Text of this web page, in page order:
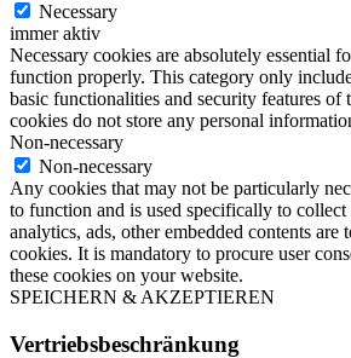
Necessary
immer aktiv
Necessary cookies are absolutely essential
function properly. This category only
basic functionalities and security features of
cookies do not store any personal
Non-necessary
Non-necessary
Any cookies that may not be particularly
to function and is used specifically to collect
analytics, ads, other embedded contents are
cookies. It is mandatory to procure user
these cookies on your website.
SPEICHERN & AKZEPTIEREN
Vertriebsbeschränkung